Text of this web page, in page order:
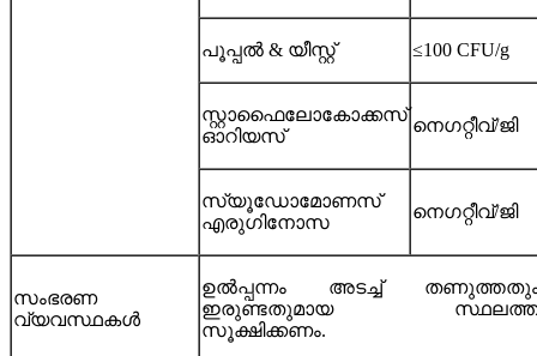
പൂപ്പൽ & യീസ്റ്റ് ≤100 CFU/g
സ്റ്റാഫൈലോകോക്കസ്
ഓറിയസ്
നെഗറ്റീവ്/ജി
സ്യൂഡോമോണസ്
എരുഗിനോസ
നെഗറ്റീവ്/ജി
സംഭരണ ​​
വ്യവസ്ഥകൾ
ഉൽപ്പന്നം അടച്ച്
ഇരുണ്ടതുമായ
സൂക്ഷിക്കണം.